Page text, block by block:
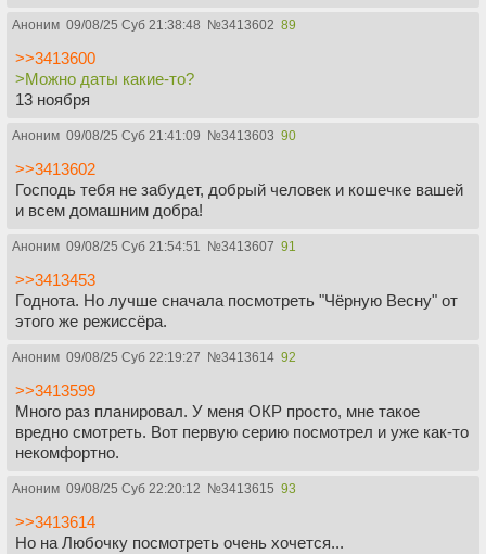
Аноним 09/08/25 Суб 21:38:48 №3413602 89
>>3413600
>Можно даты какие-то?
13 ноября
Аноним 09/08/25 Суб 21:41:09 №3413603 90
>>3413602
Господь тебя не забудет, добрый человек и кошечке вашей
и всем домашним добра!
Аноним 09/08/25 Суб 21:54:51 №3413607 91
>>3413453
Годнота. Но лучше сначала посмотреть "Чёрную Весну" от
этого же режиссёра.
Аноним 09/08/25 Суб 22:19:27 №3413614 92
>>3413599
Много раз планировал. У меня ОКР просто, мне такое
вредно смотреть. Вот первую серию посмотрел и уже как-то
некомфортно.
Аноним 09/08/25 Суб 22:20:12 №3413615 93
>>3413614
Но на Любочку посмотреть очень хочется...